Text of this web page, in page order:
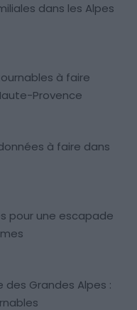
dans les Alpes
à faire
Provence
à faire dans
pour une escapade
des Grandes Alpes :